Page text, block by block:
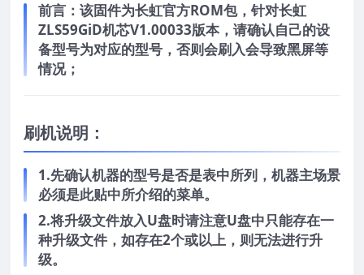
前言： 该固件为长虹官方ROM包，针对长虹
ZLS59GiD机芯V1.00033版本，请确认自己的设
备型号为对应的型号，否则会刷入会导致黑屏等
情况；
刷机说明：
1.先确认机器的型号是否是表中所列，机器主场景
必须是此贴中所介绍的菜单。
2.将升级文件放入U盘时请注意U盘中只能存在一
种升级文件，如存在2个或以上，则无法进行升
级。